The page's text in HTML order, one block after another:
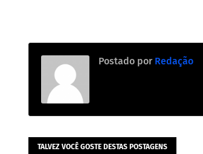
Postado por Redação
TALVEZ VOCÊ GOSTE DESTAS POSTAGENS